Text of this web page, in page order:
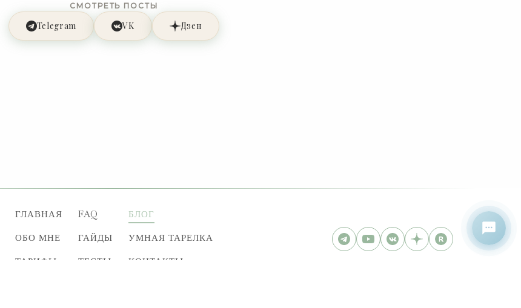
СМОТРЕТЬ ПОСТЫ
Telegram VK Дзен
ГЛАВНАЯ
ОБО МНЕ
ТАРИФЫ
FAQ
ГАЙДЫ
ТЕСТЫ
БЛОГ
УМНАЯ ТАРЕЛКА
КОНТАКТЫ